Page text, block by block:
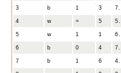
3 b 1 3
4 w = 5
5 w 1 1
6 b 0 4
7 b 1 6